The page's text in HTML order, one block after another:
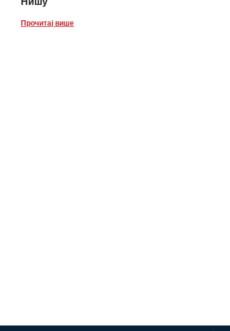
Прочитај више